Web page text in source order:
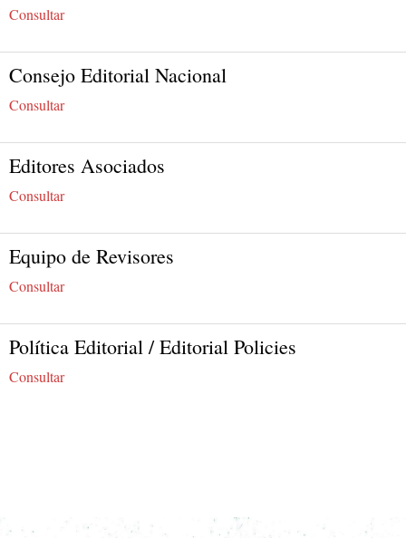
Consultar
Consejo Editorial Nacional
Consultar
Editores Asociados
Consultar
Equipo de Revisores
Consultar
Política Editorial / Editorial Policies
Consultar